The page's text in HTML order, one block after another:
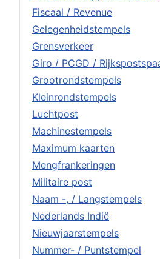
Fiscaal / Revenue
Gelegenheidstempels
Grensverkeer
Giro / PCGD /
Grootrondstempels
Kleinrondstempels
Luchtpost
Machinestempels
Maximum kaarten
Mengfrankeringen
Militaire post
Naam -, / Langstempels
Nederlands Indië
Nieuwjaarstempels
Nummer- / Puntstempel